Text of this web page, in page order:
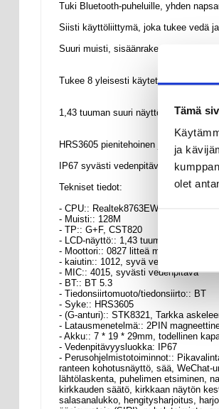
Tämä
ja
olet
Tuki Bluetooth-puheluille, yhden
Siisti käyttöliittymä, joka tukee vedä
Suuri muisti, sisäänrakennettu kuusi
Tukee 8 yleisesti käytettyä
1,43 tuuman suuri näyttö, jossa on
HRS3605 pienitehoinen ja erittäin
IP67 syvästi vedenpitävä, sopii
Tekniset tiedot:
- CPU:: Realtek8763EWE-VP
- Muisti:: 128M
- TP:: G+F, CST820
- LCD-näyttö:: 1,43 tuuman AMOLED,
- Moottori:: 0827 litteä moottori,
- kaiutin:: 1012, syvä vedenpitävä
- MIC:: 4015, syvästi vedenpitävä
- BT:: BT 5.3
- Tiedonsiirtomuoto/tiedonsiirto:: BT
- Syke:: HRS3605
- (G-anturi):: STK8321, Tarkka
- Latausmenetelmä:: 2PIN
- Akku:: 7 * 19 * 29mm, todellinen
- Vedenpitävyysluokka: IP67
- Perusohjelmistotoiminnot::
ranteen kohotusnäyttö, sää,
lähtölaskenta, puhelimen etsiminen,
kirkkauden säätö, kirkkaan näytön
salasanalukko, hengitysharjoitus,